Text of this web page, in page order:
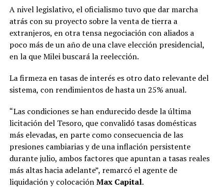
A nivel legislativo, el oficialismo tuvo que dar marcha
atrás con su proyecto sobre la venta de tierra a
extranjeros, en otra tensa negociación con aliados a
poco más de un año de una clave elección presidencial,
en la que Milei buscará la reelección.
La firmeza en tasas de interés es otro dato relevante del
sistema, con rendimientos de hasta un 25% anual.
“Las condiciones se han endurecido desde la última
licitación del Tesoro, que convalidó tasas domésticas
más elevadas, en parte como consecuencia de las
presiones cambiarias y de una inflación persistente
durante julio, ambos factores que apuntan a tasas reales
más altas hacia adelante”, remarcó el agente de
liquidación y colocaciónMax Capital.